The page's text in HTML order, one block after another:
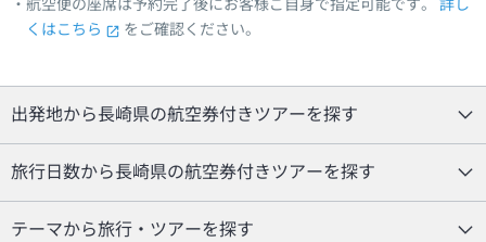
航空便の座席は予約完了後にお客様ご自身で指定可能です。
詳し
くはこちら
をご確認ください。
出発地から長崎県の航空券付きツアーを探す
旅行日数から長崎県の航空券付きツアーを探す
テーマから旅行・ツアーを探す